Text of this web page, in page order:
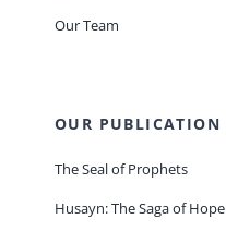
Our Team
OUR PUBLICATION
The Seal of Prophets
Husayn: The Saga of Hope